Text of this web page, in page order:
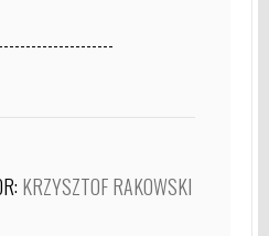
KRZYSZTOF RAKOWSKI